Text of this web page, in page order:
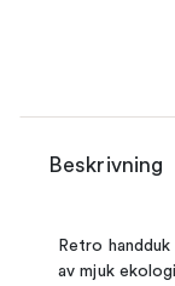
Beskrivning
Retro
av mjuk